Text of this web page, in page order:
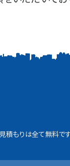
積もりは全て無料です